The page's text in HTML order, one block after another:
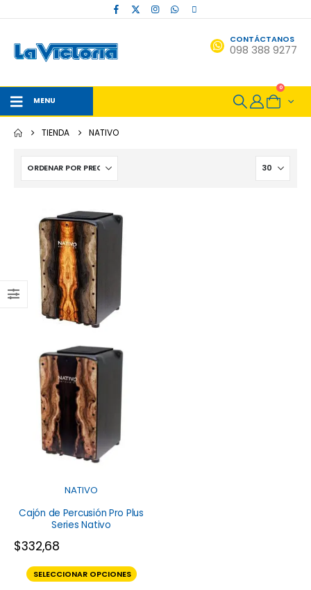
CONTÁCTANOS
098 388 9277
MENU
0
TIENDA NATIVO
NATIVO
Cajón de Percusión Pro Plus
Series Nativo
$332,68
SELECCIONAR OPCIONES